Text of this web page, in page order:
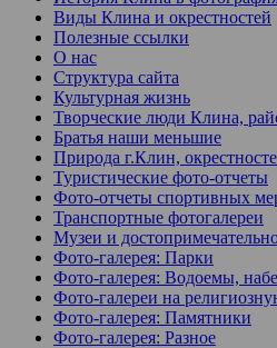
Виды Клина и окрестностей
Полезные ссылки
О нас
Структура сайта
Культурная жизнь
Творческие люди Клина,
Братья наши меньшие
Природа г.Клин,
Туристические фото-отчеты
Фото-отчеты спортивных
Транспортные фотогалереи
Музеи и
Фото-галерея: Парки
Фото-галерея: Водоемы,
Фото-галереи на
Фото-галерея: Памятники
Фото-галерея: Разное